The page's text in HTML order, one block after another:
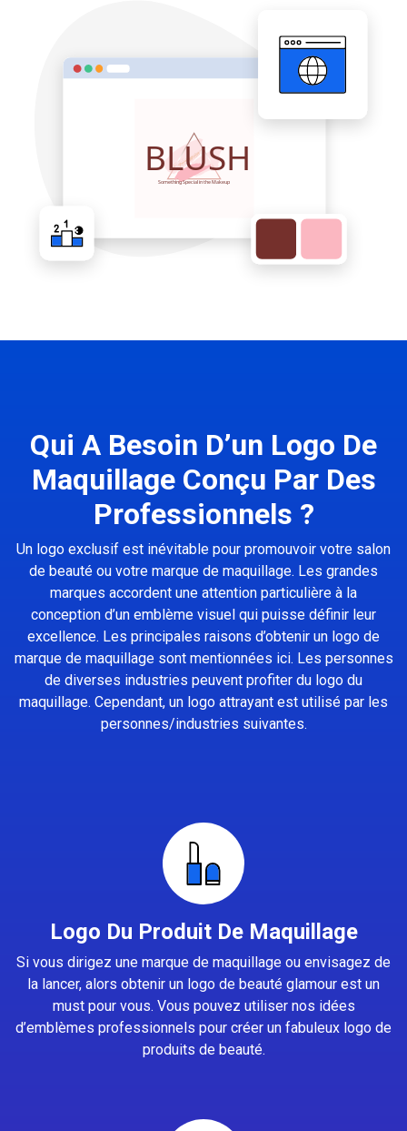
Qui A Besoin D’un Logo De
Maquillage Conçu Par Des
Professionnels ?
Un logo exclusif est inévitable pour promouvoir votre salon
de beauté ou votre marque de maquillage. Les grandes
marques accordent une attention particulière à la
conception d’un emblème visuel qui puisse définir leur
excellence. Les principales raisons d’obtenir un logo de
marque de maquillage sont mentionnées ici. Les personnes
de diverses industries peuvent profiter du logo du
maquillage. Cependant, un logo attrayant est utilisé par les
personnes/industries suivantes.
Logo Du Produit De Maquillage
Si vous dirigez une marque de maquillage ou envisagez de
la lancer, alors obtenir un logo de beauté glamour est un
must pour vous. Vous pouvez utiliser nos idées
d’emblèmes professionnels pour créer un fabuleux logo de
produits de beauté.